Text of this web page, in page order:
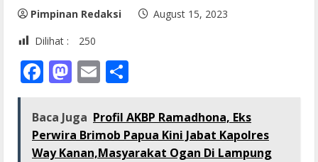
Pimpinan Redaksi
August 15, 2023
Dilihat :
250
Facebook
Mastodon
Email
Baca Juga Profil AKBP Ramadhona, Eks
Perwira Brimob Papua Kini Jabat Kapolres
Way Kanan,Masyarakat Ogan Di Lampung